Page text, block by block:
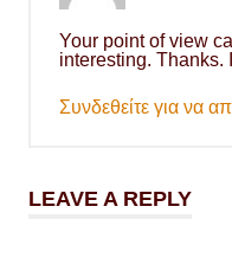
Your point of view
interesting. Thanks.
Συνδεθείτε για να
LEAVE A REPLY